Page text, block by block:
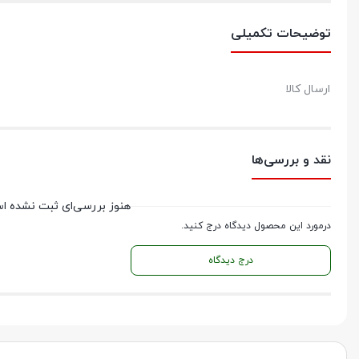
توضیحات تکمیلی
ارسال کالا
نقد و بررسی‌ها
درمورد این محصول دیدگاه درج کنید.
درج دیدگاه
هنوز بررسی‌ای ثبت نشده